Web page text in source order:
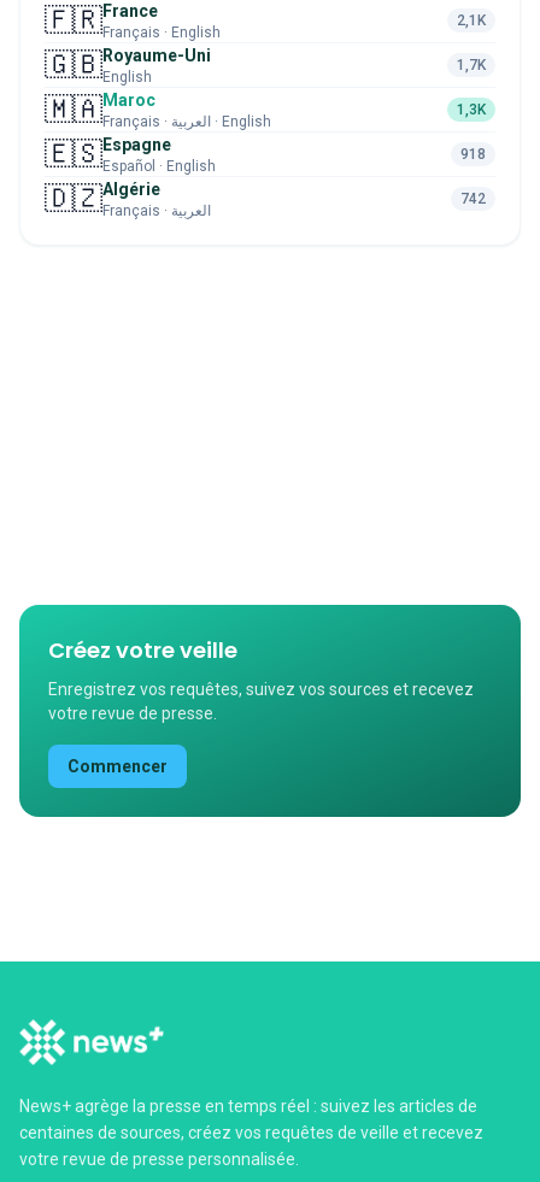
🇫🇷France
Français · English
2,1K
🇬🇧Royaume-Uni
English
1,7K
🇲🇦Maroc
Français · العربية · English
1,3K
🇪🇸Espagne
Español · English
918
🇩🇿Algérie
Français · العربية
742
Créez votre veille
Enregistrez vos requêtes, suivez vos sources et recevez
votre revue de presse.
Commencer
News+ agrège la presse en temps réel : suivez les articles de
centaines de sources, créez vos requêtes de veille et recevez
votre revue de presse personnalisée.